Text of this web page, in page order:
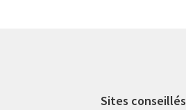
Sites conseillés